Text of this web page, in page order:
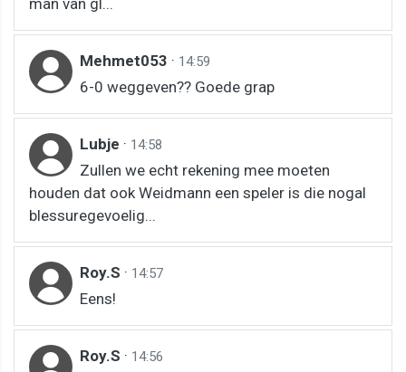
man van gl...
Mehmet053 · 14:59
6-0 weggeven?? Goede grap
Lubje · 14:58
Zullen we echt rekening mee moeten
houden dat ook Weidmann een speler is die nogal
blessuregevoelig...
Roy.S · 14:57
Eens!
Roy.S · 14:56